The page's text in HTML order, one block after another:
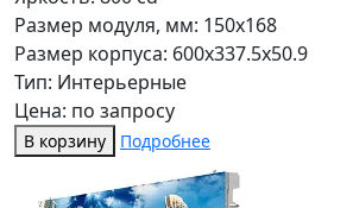
Размер модуля, мм: 150x168
Размер корпуса: 600x337.5x50.9
Тип: Интерьерные
Цена: по запросу
В корзину Подробнее